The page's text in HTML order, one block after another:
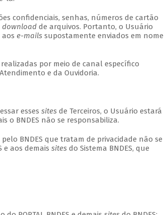
confidenciais, senhas, números de cartão
download de arquivos. Portanto, o Usuário
e-mailssupostamente enviados em nome
por meio de canal específico
e da Ouvidoria.
esses sitesde Terceiros, o Usuário estará
o BNDES não se responsabiliza.
BNDES que tratam de privacidade não se
e aos demais sitesdo Sistema BNDES, que